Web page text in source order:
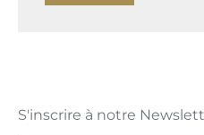
S'inscrire à notre